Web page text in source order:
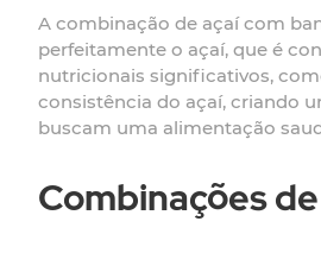
A combinação de açaí com
perfeitamente o açaí, que é
nutricionais significativos,
consistência do açaí, criando
buscam uma alimentação
Combinações